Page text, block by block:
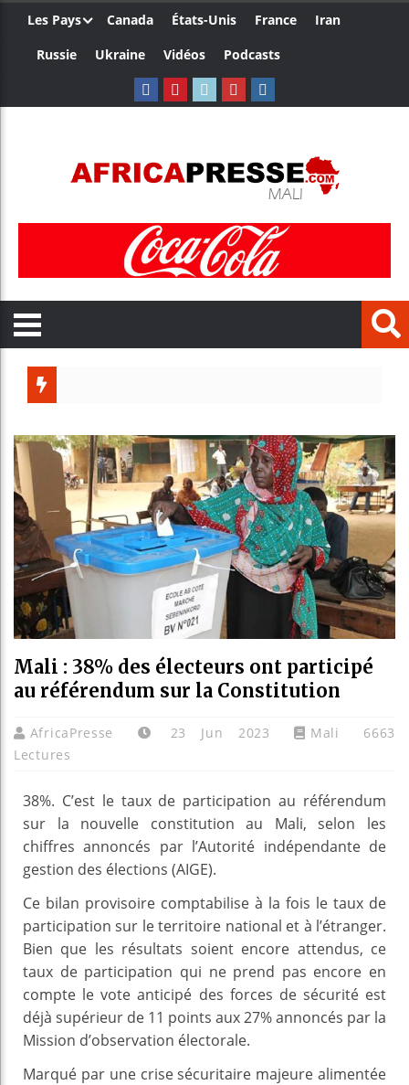
Les Pays Canada États-Unis France
Iran
Russie
Ukraine Vidéos Podcasts
Guinée
Bénin :
Mali : 38% des électeurs ont participé
au référendum sur la Constitution
AfricaPresse 23 Jun 2023 Mali
6663
Lectures
38%. C’est le taux de participation au référendum
sur la nouvelle constitution au Mali, selon les
chiffres annoncés par l’Autorité indépendante de
gestion des élections (AIGE).
Ce bilan provisoire comptabilise à la fois le taux de
participation sur le territoire national et à l’étranger.
Bien que les résultats soient encore attendus, ce
taux de participation qui ne prend pas encore en
compte le vote anticipé des forces de sécurité est
déjà supérieur de 11 points aux 27% annoncés par la
Mission d’observation électorale.
Marqué par une crise sécuritaire majeure alimentée